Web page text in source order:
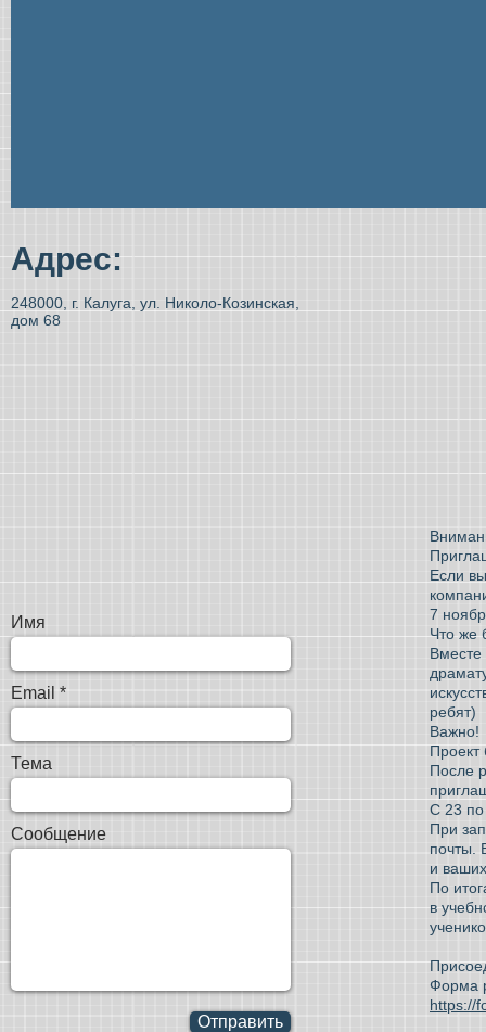
Адрес:
248000, г. Калуга, ул. Николо-Козинская,
дом 68
Имя
Email
Тема
Сообщение
Отправить
Если
7
Что же
Вместе
ребят)
Важно!
После
С 23 по
При
почты.
и
По
в
Форма
https://